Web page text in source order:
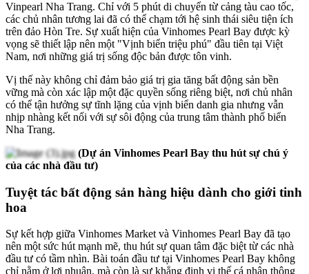
Vinpearl Nha Trang. Chỉ với 5 phút di chuyển từ cảng tàu cao tốc,
các chủ nhân tương lai đã có thể chạm tới hệ sinh thái siêu tiện ích
trên đảo Hòn Tre. Sự xuất hiện của Vinhomes Pearl Bay được kỳ
vọng sẽ thiết lập nên một "Vịnh biển triệu phú" đầu tiên tại Việt
Nam, nơi những giá trị sống độc bản được tôn vinh.
Vị thế này không chỉ đảm bảo giá trị gia tăng bất động sản bền
vững mà còn xác lập một đặc quyền sống riêng biệt, nơi chủ nhân
có thể tận hưởng sự tĩnh lặng của vịnh biển danh gia nhưng vẫn
nhịp nhàng kết nối với sự sôi động của trung tâm thành phố biển
Nha Trang.
(Dự án Vinhomes Pearl Bay thu hút sự chú ý
của các nhà đầu tư)
Tuyệt tác bất động sản hàng hiệu dành cho giới tinh
hoa
Sự kết hợp giữa Vinhomes Market và Vinhomes Pearl Bay đã tạo
nên một sức hút mạnh mẽ, thu hút sự quan tâm đặc biệt từ các nhà
đầu tư có tầm nhìn. Bài toán đầu tư tại Vinhomes Pearl Bay không
chỉ nằm ở lợi nhuận, mà còn là sự khẳng định vị thế cá nhân thông